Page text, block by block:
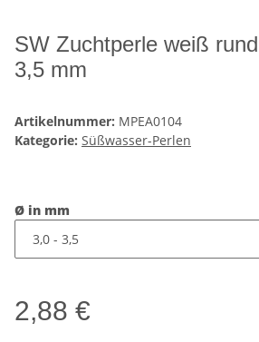
SW Zuchtperle weiß
3,5 mm
Artikelnummer: MPEA0104
Kategorie: Süßwasser-Perlen
Ø in mm
2,88 €